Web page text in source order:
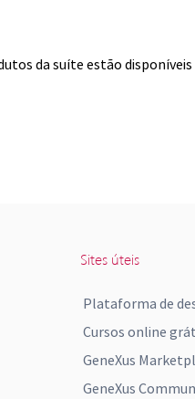
da suíte estão
Sites úteis
Plataforma de
Cursos online
GeneXus
GeneXus